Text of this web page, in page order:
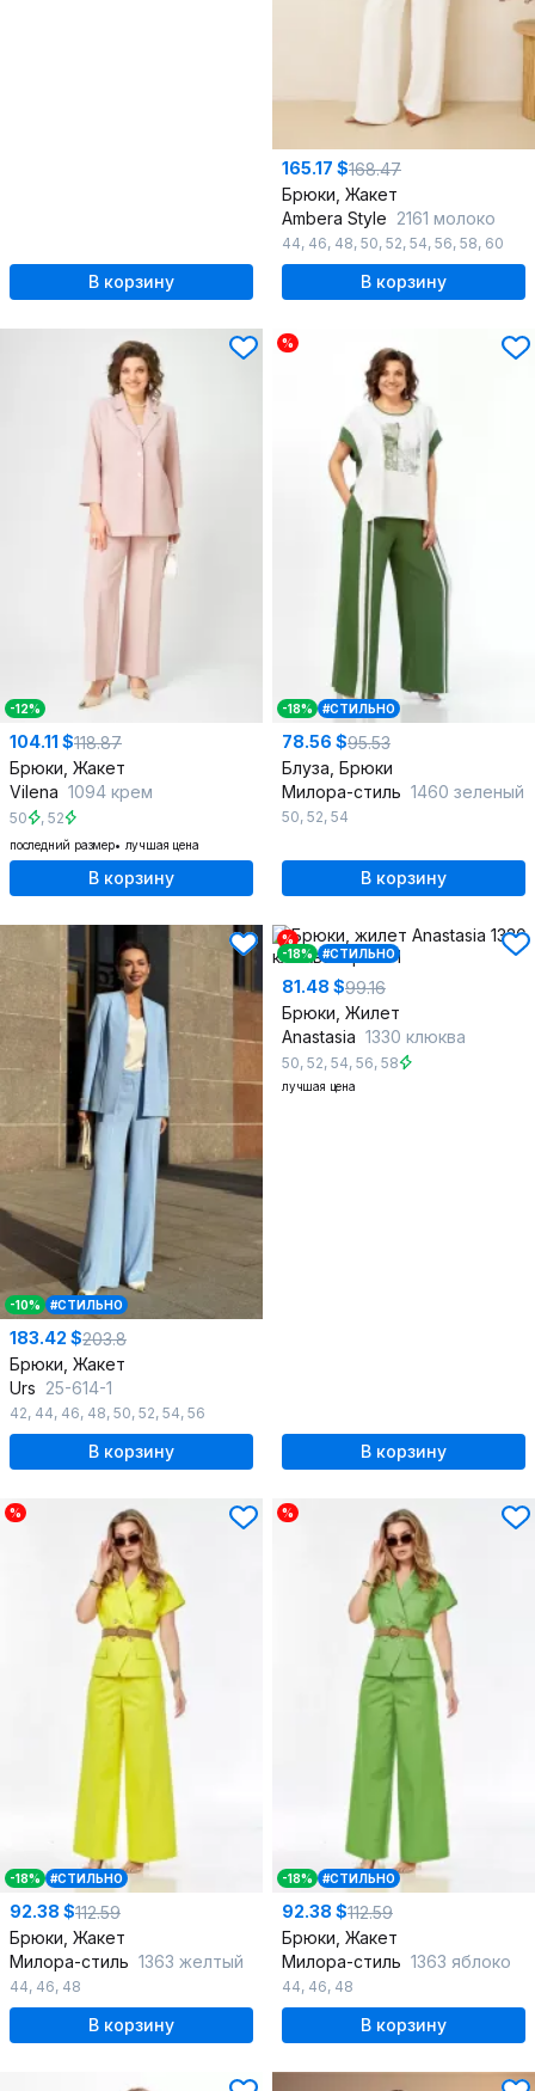
В корзину
165.17 $168.47
Брюки, Жакет
Ambera Style 2161 молоко
44, 46, 48, 50, 52, 54, 56, 58, 60
В корзину
-12%
104.11 $118.87
Брюки, Жакет
Vilena 1094 крем
50 , 52
последний размер лучшая цена
В корзину
%
-18% #СТИЛЬНО
78.56 $95.53
Блуза, Брюки
Милора-стиль 1460 зеленый
50, 52, 54
В корзину
-10% #СТИЛЬНО
183.42 $203.8
Брюки, Жакет
Urs 25-614-1
42, 44, 46, 48, 50, 52, 54, 56
В корзину
%
-18%
#СТИЛЬНО
81.48 $99.16
Брюки, Жилет
Anastasia 1330 клюква
50, 52, 54, 56, 58
лучшая цена
В корзину
%
-18% #СТИЛЬНО
92.38 $112.59
Брюки, Жакет
Милора-стиль 1363 желтый
44, 46, 48
В корзину
%
-18% #СТИЛЬНО
92.38 $112.59
Брюки, Жакет
Милора-стиль 1363 яблоко
44, 46, 48
В корзину